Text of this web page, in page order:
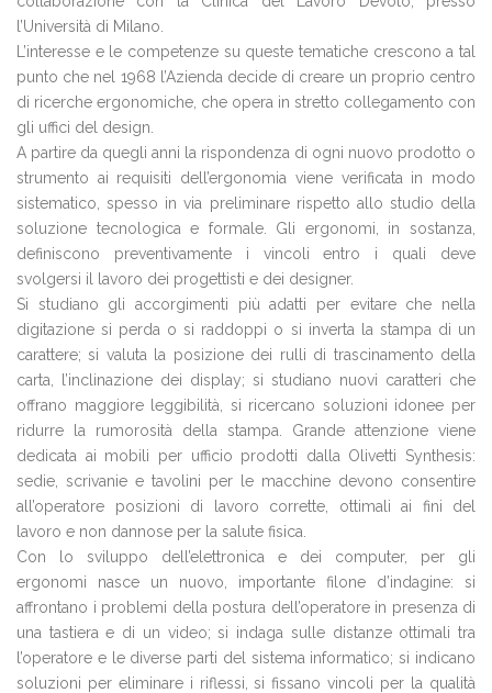
l’Università di Milano.
L’interesse e le competenze su queste tematiche crescono a tal
punto che nel 1968 l’Azienda decide di creare un proprio centro
di ricerche ergonomiche, che opera in stretto collegamento con
gli uffici del design.
A partire da quegli anni la rispondenza di ogni nuovo prodotto o
strumento ai requisiti dell’ergonomia viene verificata in modo
sistematico, spesso in via preliminare rispetto allo studio della
soluzione tecnologica e formale. Gli ergonomi, in sostanza,
definiscono preventivamente i vincoli entro i quali deve
svolgersi il lavoro dei progettisti e dei designer.
Si studiano gli accorgimenti più adatti per evitare che nella
digitazione si perda o si raddoppi o si inverta la stampa di un
carattere; si valuta la posizione dei rulli di trascinamento della
carta, l’inclinazione dei display; si studiano nuovi caratteri che
offrano maggiore leggibilità, si ricercano soluzioni idonee per
ridurre la rumorosità della stampa. Grande attenzione viene
dedicata ai mobili per ufficio prodotti dalla Olivetti Synthesis:
sedie, scrivanie e tavolini per le macchine devono consentire
all’operatore posizioni di lavoro corrette, ottimali ai fini del
lavoro e non dannose per la salute fisica.
Con lo sviluppo dell’elettronica e dei computer, per gli
ergonomi nasce un nuovo, importante filone d’indagine: si
affrontano i problemi della postura dell’operatore in presenza di
una tastiera e di un video; si indaga sulle distanze ottimali tra
l’operatore e le diverse parti del sistema informatico; si indicano
soluzioni per eliminare i riflessi, si fissano vincoli per la qualità